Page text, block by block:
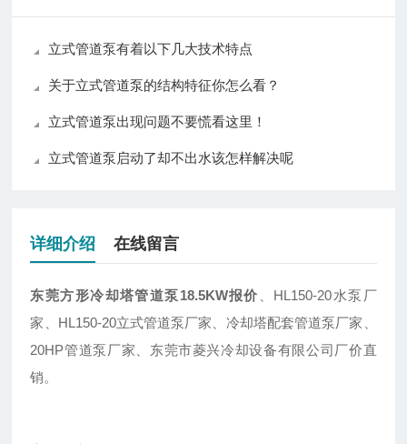
立式管道泵有着以下几大技术特点
关于立式管道泵的结构特征你怎么看？
立式管道泵出现问题不要慌看这里！
立式管道泵启动了却不出水该怎样解决呢
详细介绍 在线留言
东莞方形冷却塔管道泵18.5KW报价
、HL150-20水泵厂
家、HL150-20立式管道泵厂家、冷却塔配套管道泵厂家、
20HP管道泵厂家、东莞市菱兴冷却设备有限公司厂价直
销。